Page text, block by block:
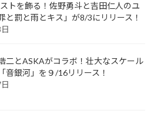
トを飾る！佐野勇斗と吉田仁人のユ
と罰と雨とキス」が8/3にリリース！
二とASKAがコラボ！壮大なスケール
音銀河」を９/16リリース！